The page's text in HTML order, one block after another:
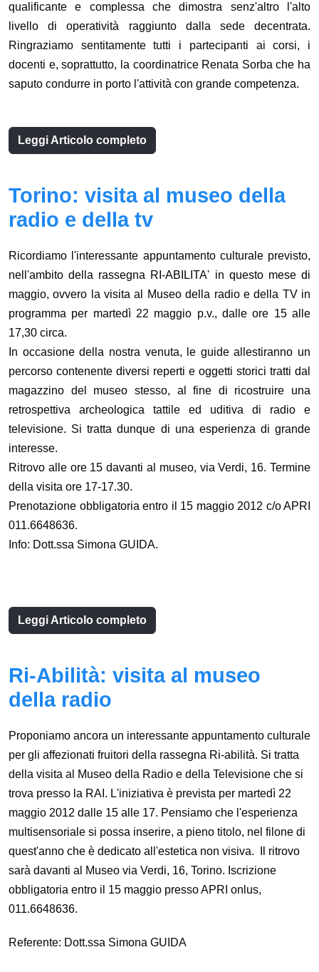
qualificante e complessa che dimostra senz'altro l'alto
livello di operatività raggiunto dalla sede decentrata.
Ringraziamo sentitamente tutti i partecipanti ai corsi, i
docenti e, soprattutto, la coordinatrice Renata Sorba che ha
saputo condurre in porto l'attività con grande competenza.
Leggi Articolo completo
Torino: visita al museo della
radio e della tv
Ricordiamo l'interessante appuntamento culturale previsto,
nell'ambito della rassegna RI-ABILITA' in questo mese di
maggio, ovvero la visita al Museo della radio e della TV in
programma per martedì 22 maggio p.v., dalle ore 15 alle
17,30 circa.
In occasione della nostra venuta, le guide allestiranno un
percorso contenente diversi reperti e oggetti storici tratti dal
magazzino del museo stesso, al fine di ricostruire una
retrospettiva archeologica tattile ed uditiva di radio e
televisione. Si tratta dunque di una esperienza di grande
interesse.
Ritrovo alle ore 15 davanti al museo, via Verdi, 16. Termine
della visita ore 17-17.30.
Prenotazione obbligatoria entro il 15 maggio 2012 c/o APRI
011.6648636.
Info: Dott.ssa Simona GUIDA.
Leggi Articolo completo
Ri-Abilità: visita al museo
della radio
Proponiamo ancora un interessante appuntamento culturale
per gli affezionati fruitori della rassegna Ri-abilità. Si tratta
della visita al Museo della Radio e della Televisione che si
trova presso la RAI. L'iniziativa è prevista per martedì 22
maggio 2012 dalle 15 alle 17. Pensiamo che l'esperienza
multisensoriale si possa inserire, a pieno titolo, nel filone di
quest'anno che è dedicato all'estetica non visiva. Il ritrovo
sarà davanti al Museo via Verdi, 16, Torino. Iscrizione
obbligatoria entro il 15 maggio presso APRI onlus,
011.6648636.
Referente: Dott.ssa Simona GUIDA